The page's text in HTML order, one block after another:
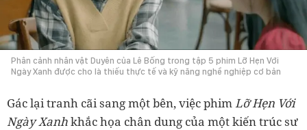
Phân cảnh nhân vật Duyên của Lê Bống trong tập 5 phim Lỡ Hẹn Với
Ngày Xanh được cho là thiếu thực tế và kỹ năng nghề nghiệp cơ bản
Gác lại tranh cãi sang một bên, việc phimLỡ Hẹn Với
Ngày Xanhkhắc họa chân dung của một kiến trúc sư